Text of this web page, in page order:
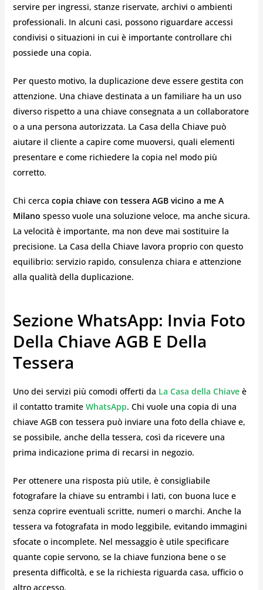
servire per ingressi, stanze riservate, archivi o ambienti
professionali. In alcuni casi, possono riguardare accessi
condivisi o situazioni in cui è importante controllare chi
possiede una copia.
Per questo motivo, la duplicazione deve essere gestita con
attenzione. Una chiave destinata a un familiare ha un uso
diverso rispetto a una chiave consegnata a un collaboratore
o a una persona autorizzata. La Casa della Chiave può
aiutare il cliente a capire come muoversi, quali elementi
presentare e come richiedere la copia nel modo più
corretto.
Chi cerca copia chiave con tessera AGB vicino a me A
Milano spesso vuole una soluzione veloce, ma anche sicura.
La velocità è importante, ma non deve mai sostituire la
precisione. La Casa della Chiave lavora proprio con questo
equilibrio: servizio rapido, consulenza chiara e attenzione
alla qualità della duplicazione.
Sezione WhatsApp: Invia Foto
Della Chiave AGB E Della
Tessera
Uno dei servizi più comodi offerti da La Casa della Chiaveè
il contatto tramite WhatsApp. Chi vuole una copia di una
chiave AGB con tessera può inviare una foto della chiave e,
se possibile, anche della tessera, così da ricevere una
prima indicazione prima di recarsi in negozio.
Per ottenere una risposta più utile, è consigliabile
fotografare la chiave su entrambi i lati, con buona luce e
senza coprire eventuali scritte, numeri o marchi. Anche la
tessera va fotografata in modo leggibile, evitando immagini
sfocate o incomplete. Nel messaggio è utile specificare
quante copie servono, se la chiave funziona bene o se
presenta difficoltà, e se la richiesta riguarda casa, ufficio o
altro accesso.